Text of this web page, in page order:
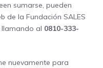
sumarse, pueden
de la Fundación SALES
llamando al 0810-333-
nuevamente para